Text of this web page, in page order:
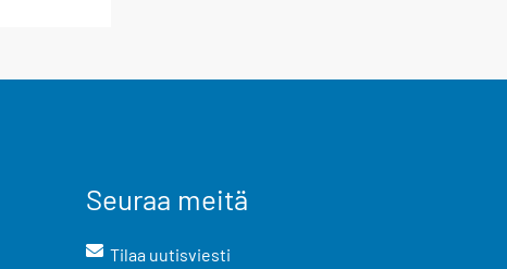
Seuraa meitä
Tilaa uutisviesti